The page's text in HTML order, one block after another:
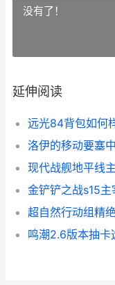
没有了！
延伸阅读
远光84背包如何
鸣潮2.6版本抽卡